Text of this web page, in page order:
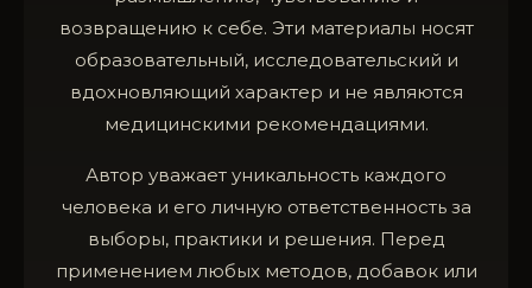
возвращению к себе. Эти материалы носят
образовательный, исследовательский и
вдохновляющий характер и не являются
медицинскими рекомендациями.
Автор уважает уникальность каждого
человека и его личную ответственность за
выборы, практики и решения. Перед
применением любых методов, добавок или